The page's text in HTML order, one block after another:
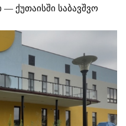
ქუთაისში საბავშვო